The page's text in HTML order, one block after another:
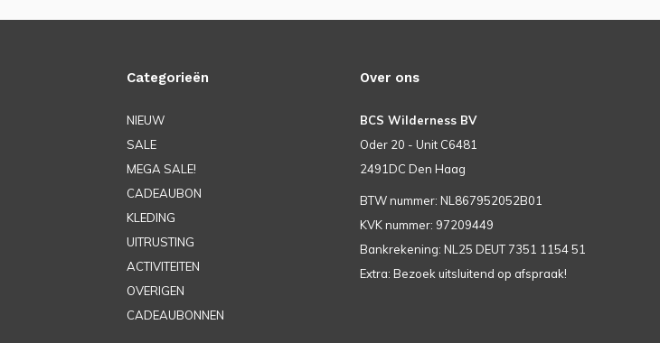
Categorieën
NIEUW
SALE
MEGA SALE!
CADEAUBON
KLEDING
UITRUSTING
ACTIVITEITEN
OVERIGEN
CADEAUBONNEN
Over ons
BCS Wilderness BV
Oder 20 - Unit C6481
2491DC Den Haag
BTW nummer: NL867952052B01
KVK nummer: 97209449
Bankrekening: NL25 DEUT 7351 1154 51
Extra: Bezoek uitsluitend op afspraak!